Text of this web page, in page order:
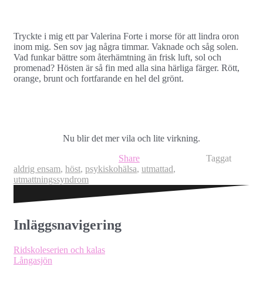
Tryckte i mig ett par Valerina Forte i morse för att lindra oron
inom mig. Sen sov jag några timmar. Vaknade och såg solen.
Vad funkar bättre som återhämtning än frisk luft, sol och
promenad? Hösten är så fin med alla sina härliga färger. Rött,
orange, brunt och fortfarande en hel del grönt.
Nu blir det mer vila och lite virkning.
Share
Taggat
aldrig ensam, höst, psykiskohälsa, utmattad,
utmattningssyndrom
Inläggsnavigering
Ridskoleserien och kalas
Långasjön